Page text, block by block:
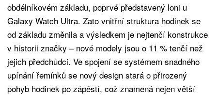
obdélníkovém základu, poprvé představený loni u
Galaxy Watch Ultra. Zato vnitřní struktura hodinek se
od základu změnila a výsledkem je nejtenčí konstrukce
v historii značky – nové modely jsou o 11 % tenčí než
jejich předchůdci. Ve spojení se systémem snadného
upínání řemínků se nový design stará o přirozený
pohyb hodinek po zápěstí, což znamená nejen větší